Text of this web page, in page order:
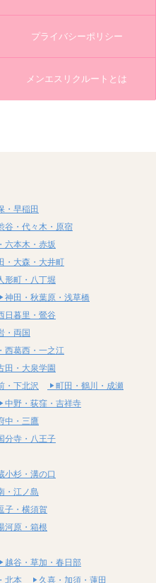
プライバシーポリシー
メンエスリクルートとは
・早稲田
谷・代々木・原宿
六本木・赤坂
・大森・大井町
形町・八丁堀
神田・秋葉原・浅草橋
日暮里・鶯谷
・両国
西葛西・一之江
田・大泉学園
・下北沢
町田・鶴川・成瀬
中野・荻窪・吉祥寺
中・三鷹
分寺・八王子
小杉・溝の口
・江ノ島
子・横須賀
河原・箱根
越谷・草加・春日部
北本 久喜・加須・蓮田